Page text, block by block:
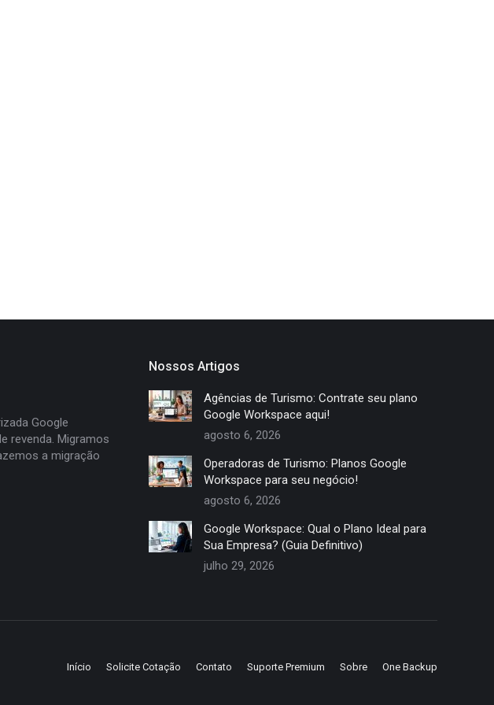
Google
revenda. Migramos
a migração
Nossos Artigos
Agências de Turismo: Contrate seu plano
Google Workspace aqui!
agosto 6, 2026
Operadoras de Turismo: Planos Google
Workspace para seu negócio!
agosto 6, 2026
Google Workspace: Qual o Plano Ideal para
Sua Empresa? (Guia Definitivo)
julho 29, 2026
Início Solicite Cotação Contato Suporte Premium Sobre One Backup